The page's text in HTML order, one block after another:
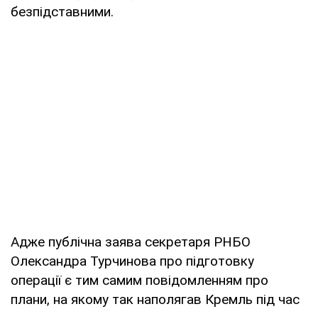
безпідставними.
Адже публічна заява секретаря РНБО
Олександра Турчинова про підготовку
операції є тим самим повідомленням про
плани, на якому так наполягав Кремль під час